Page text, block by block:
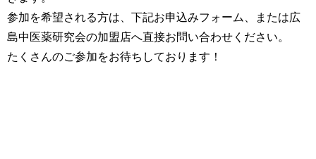
参加を希望される方は、下記お申込みフォーム、または広
島中医薬研究会の加盟店へ直接お問い合わせください。
たくさんのご参加をお待ちしております！